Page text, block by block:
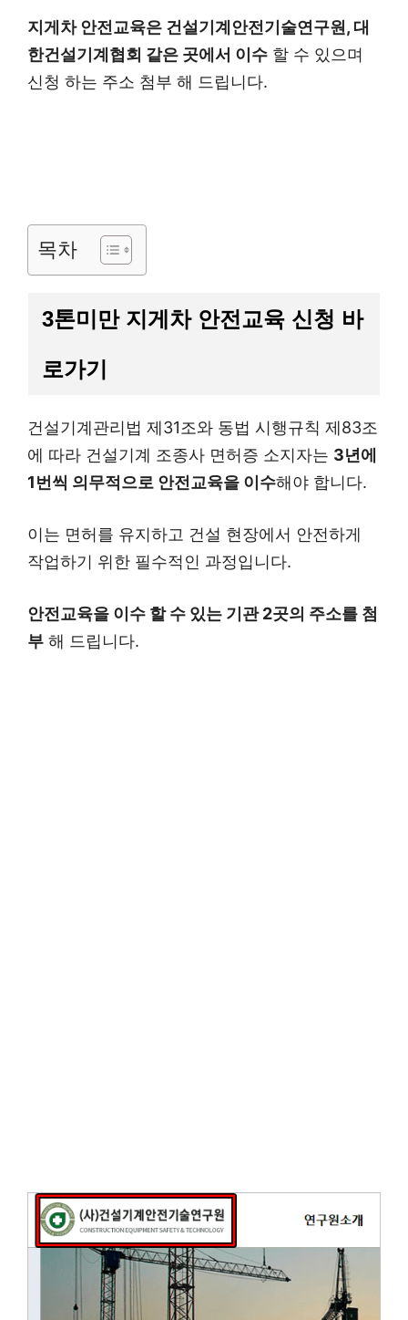
지게차 안전교육은 건설기계안전기술연구원, 대
한건설기계협회 같은 곳에서 이수 할 수 있으며
신청 하는 주소 첨부 해 드립니다.
목차
3톤미만 지게차 안전교육 신청 바
로가기
건설기계관리법 제31조와 동법 시행규칙 제83조
에 따라 건설기계 조종사 면허증 소지자는 3년에
1번씩 의무적으로 안전교육을 이수해야 합니다.
이는 면허를 유지하고 건설 현장에서 안전하게
작업하기 위한 필수적인 과정입니다.
안전교육을 이수 할 수 있는 기관 2곳의 주소를 첨
부 해 드립니다.